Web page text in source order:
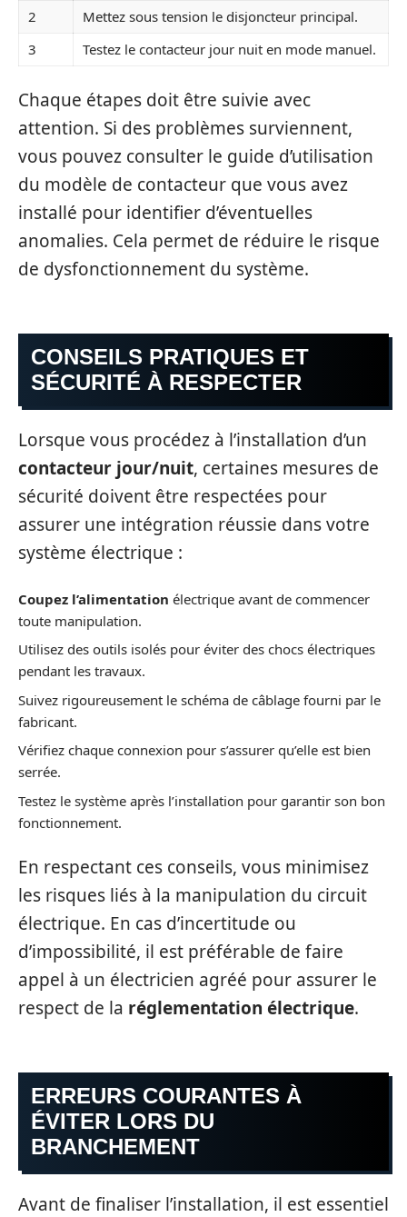
2
Mettez sous tension le disjoncteur principal.
3
Testez le contacteur jour nuit en mode manuel.
Chaque étapes doit être suivie avec
attention. Si des problèmes surviennent,
vous pouvez consulter le guide d’utilisation
du modèle de contacteur que vous avez
installé pour identifier d’éventuelles
anomalies. Cela permet de réduire le risque
de dysfonctionnement du système.
CONSEILS PRATIQUES ET
SÉCURITÉ À RESPECTER
Lorsque vous procédez à l’installation d’un
contacteur jour/nuit, certaines mesures de
sécurité doivent être respectées pour
assurer une intégration réussie dans votre
système électrique :
Coupez l’alimentation électrique avant de commencer
toute manipulation.
Utilisez des outils isolés pour éviter des chocs électriques
pendant les travaux.
Suivez rigoureusement le schéma de câblage fourni par le
fabricant.
Vérifiez chaque connexion pour s’assurer qu’elle est bien
serrée.
Testez le système après l’installation pour garantir son bon
fonctionnement.
En respectant ces conseils, vous minimisez
les risques liés à la manipulation du circuit
électrique. En cas d’incertitude ou
d’impossibilité, il est préférable de faire
appel à un électricien agréé pour assurer le
respect de la réglementation électrique.
ERREURS COURANTES À
ÉVITER LORS DU
BRANCHEMENT
Avant de finaliser l’installation, il est essentiel